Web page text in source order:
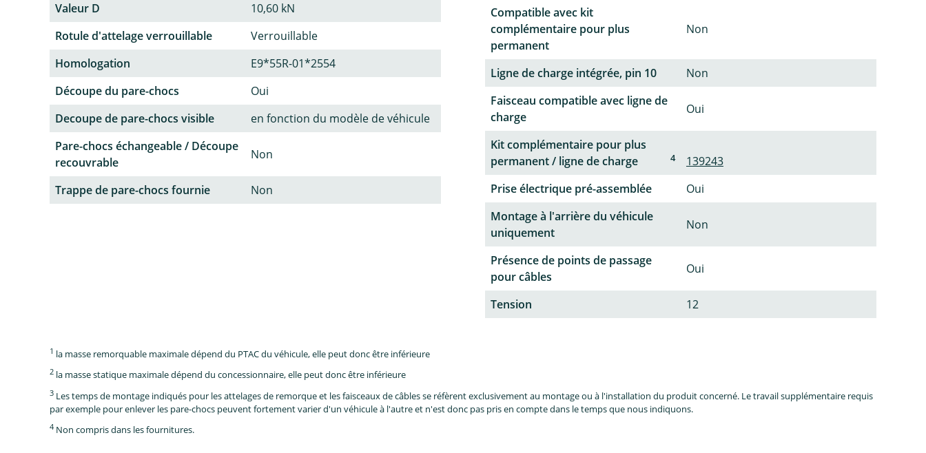
Valeur D
10,60 kN
Rotule d'attelage verrouillable
Verrouillable
Homologation
E9*55R-01*2554
Découpe du pare-chocs
Oui
Decoupe de pare-chocs visible
en fonction du modèle de véhicule
Pare-chocs échangeable / Découpe
recouvrable
Non
Trappe de pare-chocs fournie Non
Compatible avec kit
complémentaire pour plus
permanent
Non
Ligne de charge intégrée, pin 10
Non
Faisceau compatible avec ligne de
charge
Oui
Kit complémentaire pour plus
permanent / ligne de charge
4
139243
Prise électrique pré-assemblée
Oui
Montage à l'arrière du véhicule
uniquement
Non
Présence de points de passage
pour câbles
Oui
Tension 12
1 la masse remorquable maximale dépend du PTAC du véhicule, elle peut donc être inférieure
2 la masse statique maximale dépend du concessionnaire, elle peut donc être inférieure
3 Les temps de montage indiqués pour les attelages de remorque et les faisceaux de câbles se réfèrent exclusivement au montage ou à l'installation du produit concerné. Le travail supplémentaire requis
par exemple pour enlever les pare-chocs peuvent fortement varier d'un véhicule à l'autre et n'est donc pas pris en compte dans le temps que nous indiquons.
4 Non compris dans les fournitures.